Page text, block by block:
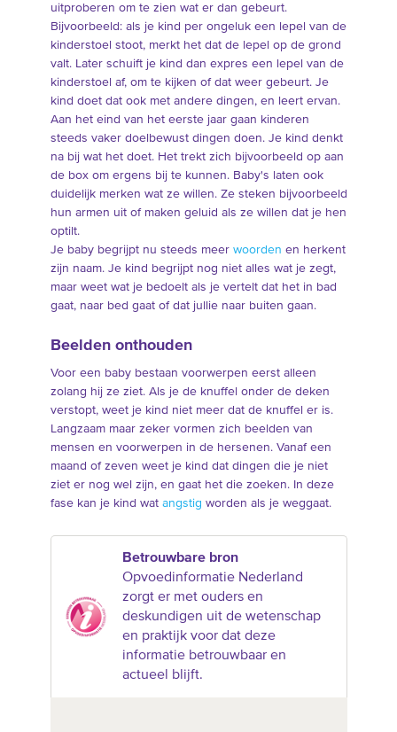
uitproberen om te zien wat er dan gebeurt.
Bijvoorbeeld: als je kind per ongeluk een lepel van de
kinderstoel stoot, merkt het dat de lepel op de grond
valt. Later schuift je kind dan expres een lepel van de
kinderstoel af, om te kijken of dat weer gebeurt. Je
kind doet dat ook met andere dingen, en leert ervan.
Aan het eind van het eerste jaar gaan kinderen
steeds vaker doelbewust dingen doen. Je kind denkt
na bij wat het doet. Het trekt zich bijvoorbeeld op aan
de box om ergens bij te kunnen. Baby's laten ook
duidelijk merken wat ze willen. Ze steken bijvoorbeeld
hun armen uit of maken geluid als ze willen dat je hen
optilt.
Je baby begrijpt nu steeds meer woorden en herkent
zijn naam. Je kind begrijpt nog niet alles wat je zegt,
maar weet wat je bedoelt als je vertelt dat het in bad
gaat, naar bed gaat of dat jullie naar buiten gaan.
Beelden onthouden
Voor een baby bestaan voorwerpen eerst alleen
zolang hij ze ziet. Als je de knuffel onder de deken
verstopt, weet je kind niet meer dat de knuffel er is.
Langzaam maar zeker vormen zich beelden van
mensen en voorwerpen in de hersenen. Vanaf een
maand of zeven weet je kind dat dingen die je niet
ziet er nog wel zijn, en gaat het die zoeken. In deze
fase kan je kind wat angstig worden als je weggaat.
Betrouwbare bron
Opvoedinformatie Nederland
zorgt er met ouders en
deskundigen uit de wetenschap
en praktijk voor dat deze
informatie betrouwbaar en
actueel blijft.